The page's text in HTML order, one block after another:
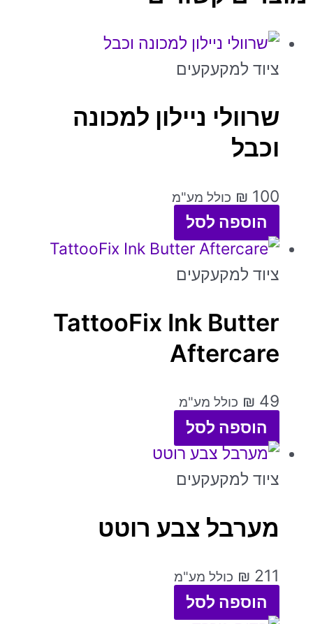
ציוד למקעקעים
שרוולי ניילון למכונה
וכבל
₪ 100 כולל מע"מ
הוספה לסל
ציוד למקעקעים
TattooFix Ink Butter
Aftercare
₪ 49 כולל מע"מ
הוספה לסל
ציוד למקעקעים
מערבל צבע רוטט
₪ 211 כולל מע"מ
הוספה לסל